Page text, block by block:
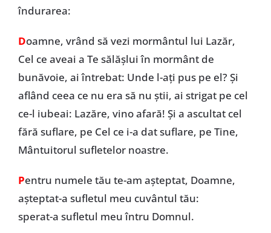
îndurarea:
Doamne, vrând să vezi mormântul lui Lazăr,
Cel ce aveai a Te sălășlui în mormânt de
bunăvoie, ai întrebat: Unde l-ați pus pe el? Și
aflând ceea ce nu era să nu știi, ai strigat pe cel
ce-l iubeai: Lazăre, vino afară! Și a ascultat cel
fără suflare, pe Cel ce i-a dat suflare, pe Tine,
Mântuitorul sufletelor noastre.
Pentru numele tău te-am așteptat, Doamne,
așteptat-a sufletul meu cuvântul tău:
sperat-a sufletul meu întru Domnul.